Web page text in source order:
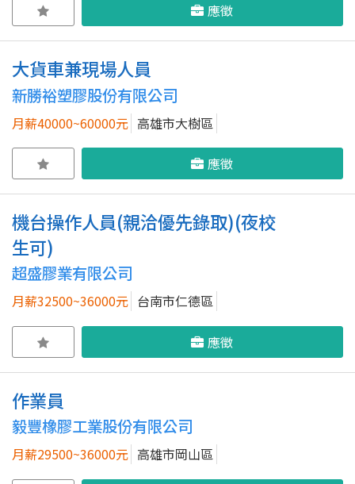
應徵
大貨車兼現場人員
新勝裕塑膠股份有限公司
月薪40000~60000元 高雄市大樹區
應徵
機台操作人員(親洽優先錄取)(夜校
生可)
超盛膠業有限公司
月薪32500~36000元 台南市仁德區
應徵
作業員
毅豐橡膠工業股份有限公司
月薪29500~36000元 高雄市岡山區